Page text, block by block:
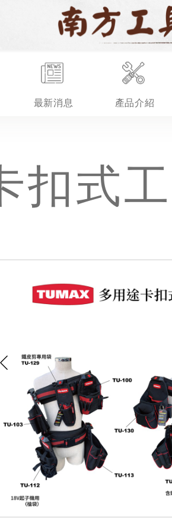
最新消息 產品介紹
扣式